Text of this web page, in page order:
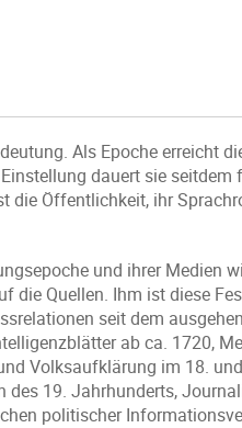
Als Epoche erreicht
dauert sie seitdem
die Öffentlichkeit, ihr
und ihrer Medien
die Quellen. Ihm ist diese
seit dem
ab ca. 1720,
Volksaufklärung im 18.
19. Jahrhunderts,
politischer